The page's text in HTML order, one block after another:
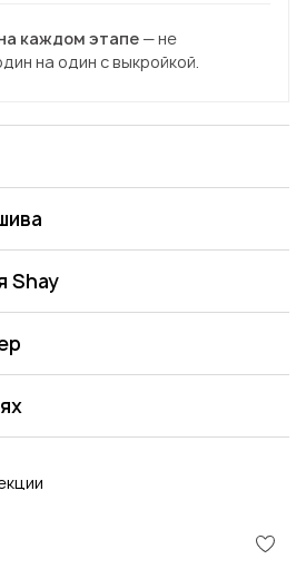
каждом этапе — не
на один с выкройкой.
Shay